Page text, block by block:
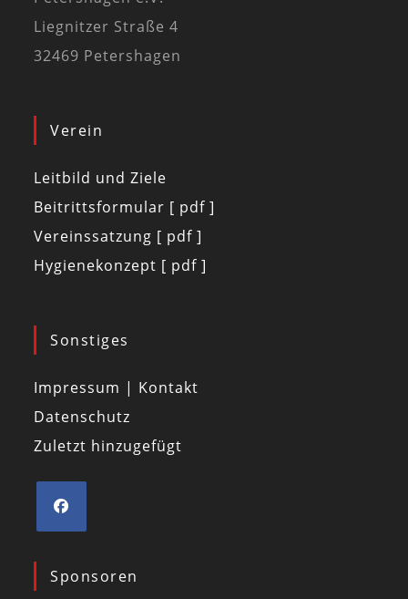
Liegnitzer Straße 4
32469 Petershagen
Verein
Leitbild und Ziele
Beitrittsformular [ pdf ]
Vereinssatzung [ pdf ]
Hygienekonzept [ pdf ]
Sonstiges
Impressum | Kontakt
Datenschutz
Zuletzt hinzugefügt
Sponsoren